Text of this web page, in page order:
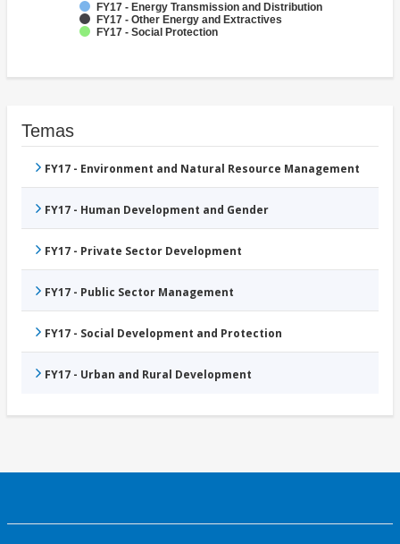
FY17 - Energy Transmission and Distribution
FY17 - Other Energy and Extractives
FY17 - Social Protection
Temas
FY17 - Environment and Natural Resource Management
FY17 - Human Development and Gender
FY17 - Private Sector Development
FY17 - Public Sector Management
FY17 - Social Development and Protection
FY17 - Urban and Rural Development